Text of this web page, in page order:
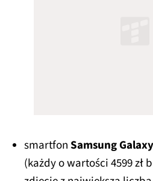
smartfonSamsung
(każdy o wartości 4599 zł